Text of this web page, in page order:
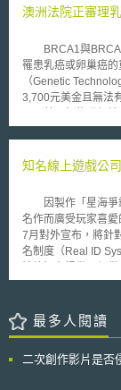
的《21 CFR part 11
後，取代2007年5
（Computerized
電子系統、電子紀
錄及手寫簽名的方式。 本指引修正重點如下： 一、新增電子系統
健康科技（digital
科技擷取臨床研究
Data Acquisition in
DHT的選擇、驗證
系統、電子紀錄及電
注。 本文同步刊載
澳洲法院正審理
BRCA1與BRCA2
罹患乳癌或卵巢癌
（Genetic
3,700元美金且無法有其他
of New York）認為
關研究與創新，並
法院（Australian
檢測乳癌與卵巢癌
因）給予專利，不
發，更提高許多病
自自然產物分離的基
將調整原先承認自
案的後續發展值得
知名線上遊戲公
因製作「星海爭
名作而廣受玩家喜
7月對外宣布，將針
名制度（Real ID
Blizzard改進遊戲內
壇實名制度，約束人
度訊息公布未久，
聲明，宣布
最多人閱讀
二次創作影片是否